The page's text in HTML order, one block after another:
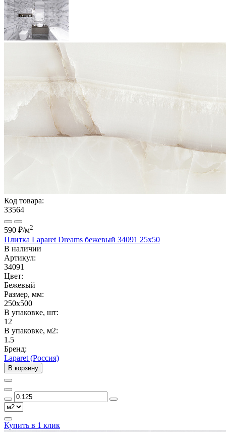
Код товара:
33564
590 ₽/м2
Плитка Laparet Dreams бежевый 34091 25х50
В наличии
Артикул:
34091
Цвет:
Бежевый
Размер, мм:
250x500
В упаковке, шт:
12
В упаковке, м2:
1.5
Бренд:
Laparet (Россия)
В корзину
Купить в 1 клик